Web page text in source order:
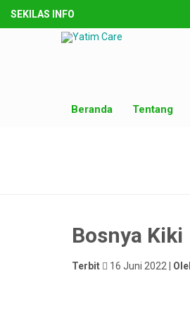
SEKILAS INFO
Beranda Tentang
Bosnya Kiki
Terbit 16 Juni 2022 |